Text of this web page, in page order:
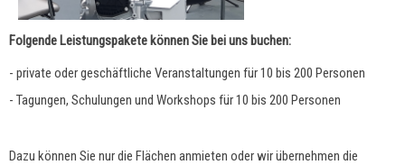
Folgende Leistungspakete können Sie bei uns buchen:
- private oder geschäftliche Veranstaltungen für 10 bis 200 Personen
- Tagungen, Schulungen und Workshops für 10 bis 200 Personen
Dazu können Sie nur die Flächen anmieten oder wir übernehmen die